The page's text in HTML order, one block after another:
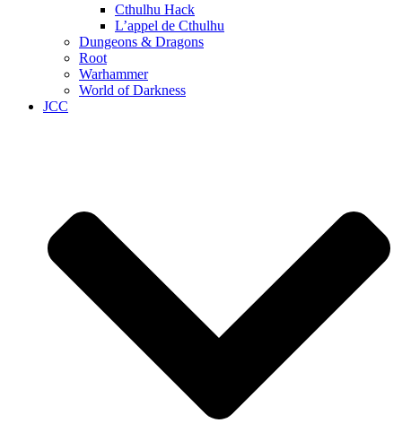
Cthulhu Hack
L’appel de Cthulhu
Dungeons & Dragons
Root
Warhammer
World of Darkness
JCC